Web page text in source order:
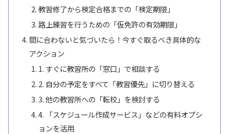
教習修了から検定合格までの「検定期限」
路上練習を行うための「仮免許の有効期限」
間に合わないと気づいたら！今すぐ取るべき具体的な
アクション
1. すぐに教習所の「窓口」で相談する
2. 自分の予定をすべて「教習優先」に切り替える
3. 他の教習所への「転校」を検討する
4. 「スケジュール作成サービス」などの有料オプシ
ョンを活用